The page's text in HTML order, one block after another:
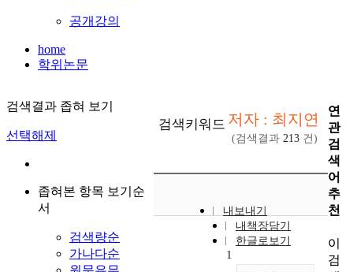
공개강의
home
학위논문
검색결과 좁혀 보기
선택해제
좁혀본 항목 보기순
서
검색량순
가나다순
검색키워드 저자 : 최지연
(검색결과 213 건)
내보내기
내책장담기
한글로보기
1
연
관
검
색
어
추
천
이
검